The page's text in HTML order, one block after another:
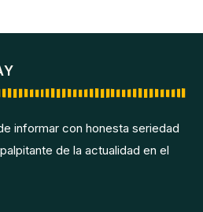
informar con honesta seriedad
de la actualidad en el